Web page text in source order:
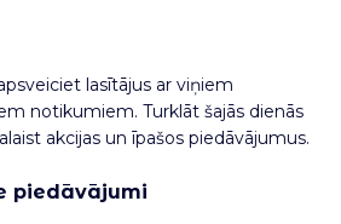
lasītājus ar viņiem
notikumiem. Turklāt šajās dienās
akcijas un īpašos piedāvājumus.
piedāvājumi